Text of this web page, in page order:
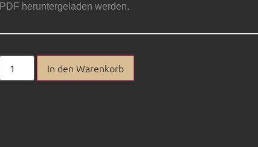
PDF heruntergeladen werden.
In den Warenkorb